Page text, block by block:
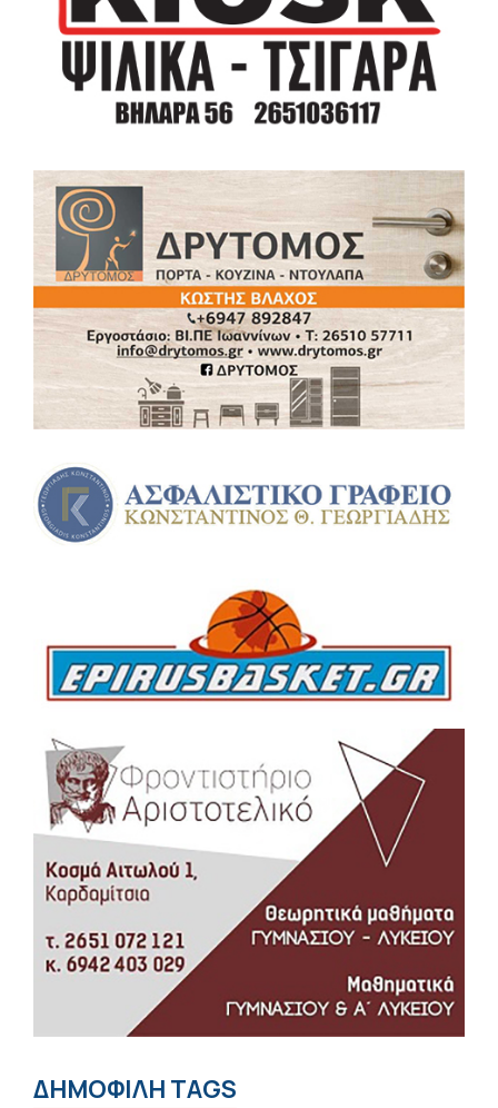
ΔΗΜΟΦΙΛΗ TAGS